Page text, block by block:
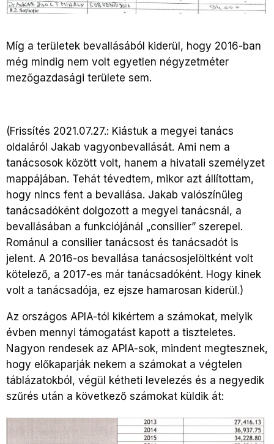
Míg a területek bevallásából kiderül, hogy 2016-ban
még mindig nem volt egyetlen négyzetméter
mezőgazdasági területe sem.
(Frissítés 2021.07.27.: Kiástuk a megyei tanács
oldaláról Jakab vagyonbevallását. Ami nem a
tanácsosok között volt, hanem a hivatali személyzet
mappájában. Tehát tévedtem, mikor azt állítottam,
hogy nincs fent a bevallása. Jakab valószínűleg
tanácsadóként dolgozott a megyei tanácsnál, a
bevallásában a funkciójánál „consilier” szerepel.
Románul a consilier tanácsost és tanácsadót is
jelent. A 2016-os bevallása tanácsosjelöltként volt
kötelező, a 2017-es már tanácsadóként. Hogy kinek
volt a tanácsadója, ez ejsze hamarosan kiderül.)
Az országos APIA-tól kikértem a számokat, melyik
évben mennyi támogatást kapott a tiszteletes.
Nagyon rendesek az APIA-sok, mindent megtesznek,
hogy előkaparják nekem a számokat a végtelen
táblázatokból, végül kétheti levelezés és a negyedik
szűrés után a következő számokat küldik át: